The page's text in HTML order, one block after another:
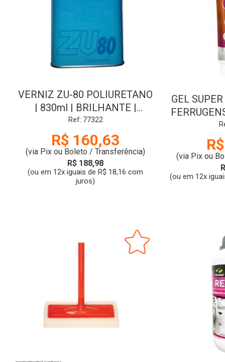
VERNIZ ZU-80 POLIURETANO
| 830ml | BRILHANTE |
POLIQUIMICA
Ref: 77322
R$ 160,63
(via Pix ou Boleto / Transferência)
R$ 188,98
(ou em 12x iguais de R$ 18,16 com
juros)
GEL
|
(via Pix ou
(ou em 12x